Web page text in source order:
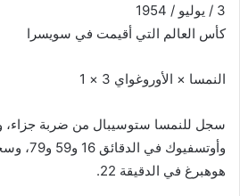
3 / يوليو / 1954
كأس العالم التي أقيمت في سويسرا
النمسا × الأوروغواي 3 × 1
سجل للنمسا ستوسيبال من ضربة جزاء،
هوهبرغ في الدقيقة 22.